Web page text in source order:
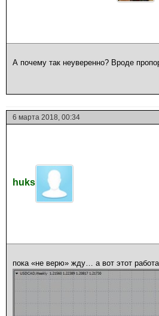
А почему так неуверенно? Вроде
6 марта 2018, 00:34
huks
пока «не верю» жду… а вот этот